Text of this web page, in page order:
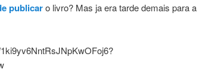
publicaro livro? Mas ja era tarde demais para a